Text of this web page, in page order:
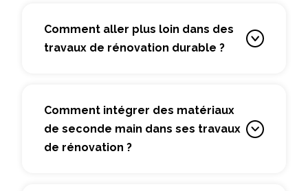
Comment aller plus loin dans des
travaux de rénovation durable ?
Comment intégrer des matériaux
de seconde main dans ses travaux
de rénovation ?